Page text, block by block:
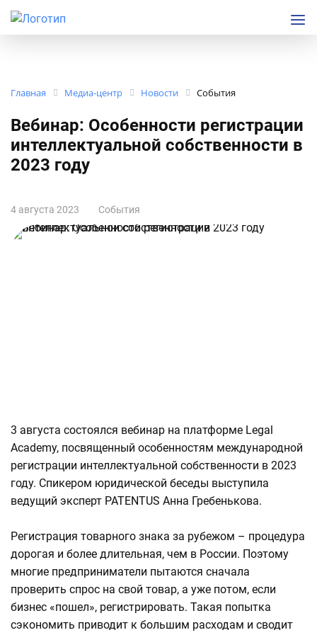
Главная Медиа-центр Новости События
Вебинар: Особенности регистрации
интеллектуальной собственности в
2023 году
4 августа 2023 События
3 августа состоялся вебинар на платформе Legal
Academy, посвященный особенностям международной
регистрации интеллектуальной собственности в 2023
году. Спикером юридической беседы выступила
ведущий эксперт PATENTUS Анна Гребенькова.
Регистрация товарного знака за рубежом – процедура
дорогая и более длительная, чем в России. Поэтому
многие предприниматели пытаются сначала
проверить спрос на свой товар, а уже потом, если
бизнес «пошел», регистрировать. Такая попытка
сэкономить приводит к большим расходам и сводит